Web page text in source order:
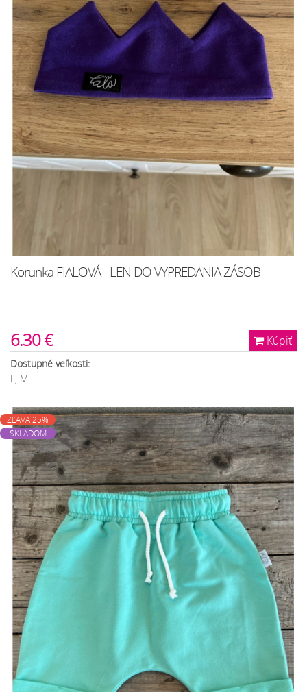
Korunka FIALOVÁ - LEN DO VYPREDANIA ZÁSOB
Kúpiť
6.30 €
Dostupné veľkosti:
L, M
ZĽAVA 25%
SKLADOM